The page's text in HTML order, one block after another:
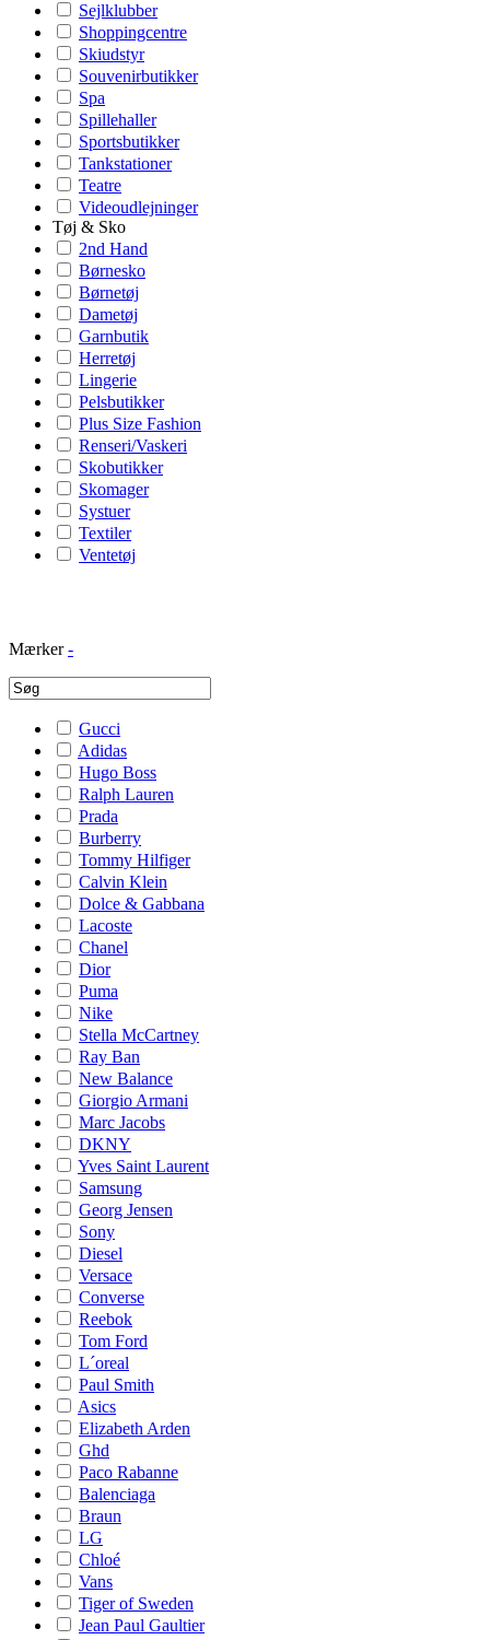
Sejlklubber
Shoppingcentre
Skiudstyr
Souvenirbutikker
Spa
Spillehaller
Sportsbutikker
Tankstationer
Teatre
Videoudlejninger
Tøj & Sko
2nd Hand
Børnesko
Børnetøj
Dametøj
Garnbutik
Herretøj
Lingerie
Pelsbutikker
Plus Size Fashion
Renseri/Vaskeri
Skobutikker
Skomager
Systuer
Textiler
Ventetøj
Mærker -
Gucci
Adidas
Hugo Boss
Ralph Lauren
Prada
Burberry
Tommy Hilfiger
Calvin Klein
Dolce & Gabbana
Lacoste
Chanel
Dior
Puma
Nike
Stella McCartney
Ray Ban
New Balance
Giorgio Armani
Marc Jacobs
DKNY
Yves Saint Laurent
Samsung
Georg Jensen
Sony
Diesel
Versace
Converse
Reebok
Tom Ford
L´oreal
Paul Smith
Asics
Elizabeth Arden
Ghd
Paco Rabanne
Balenciaga
Braun
LG
Chloé
Vans
Tiger of Sweden
Jean Paul Gaultier